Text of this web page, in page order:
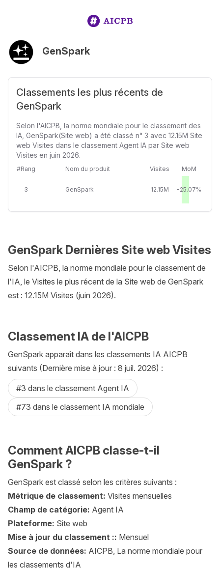
GenSpark
Classements les plus récents de
GenSpark
Selon l'AICPB, la norme mondiale pour le classement des
IA, GenSpark(Site web) a été classé n° 3 avec 12.15M Site
web Visites dans le classement Agent IA par Site web
Visites en juin 2026.
#Rang Nom du produit Visites MoM
3 GenSpark 12.15M -25.07%
GenSpark Dernières Site web Visites
Selon l'AICPB, la norme mondiale pour le classement de
l'IA, le Visites le plus récent de la Site web de GenSpark
est : 12.15M Visites (juin 2026).
Classement IA de l'AICPB
GenSpark apparaît dans les classements IA AICPB
suivants (Dernière mise à jour : 8 juil. 2026) :
#3 dans le classement Agent IA
#73 dans le classement IA mondiale
Comment AICPB classe-t-il
GenSpark ?
GenSpark est classé selon les critères suivants :
Métrique de classement: Visites mensuelles
Champ de catégorie: Agent IA
Plateforme: Site web
Mise à jour du classement :: Mensuel
Source de données: AICPB, La norme mondiale pour
les classements d'IA